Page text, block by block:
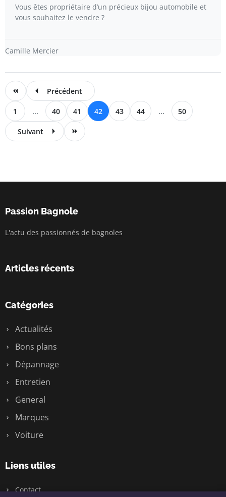
Vous êtes propriétaire d’un précieux bijou automobile et
vous souhaitez le vendre ?
Camille Mercier
Précédent
1 ... 40 41 42 43 44 ... 50
Suivant
Passion Bagnole
L'actu des passionnés de bagnoles
Articles récents
Catégories
Actualités
Bons plans
Dépannage
Entretien
General
Marques
Voiture
Liens utiles
Contact